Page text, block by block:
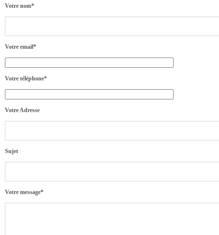
Votre nom*
Votre email*
Votre téléphone*
Votre Adresse
Sujet
Votre message*